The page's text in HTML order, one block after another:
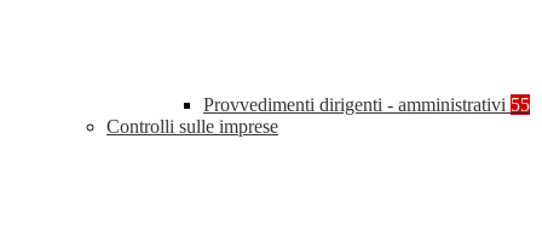
Provvedimenti dirigenti - amministrativi 55
Controlli sulle imprese